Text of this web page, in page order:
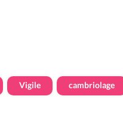
Vigile cambriolage